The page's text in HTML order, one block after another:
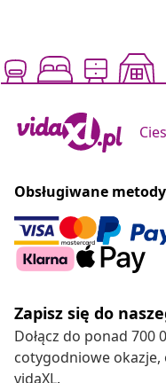
Obsługiwane
Zapisz się do
Dołącz do ponad
cotygodniowe
vidaXL.